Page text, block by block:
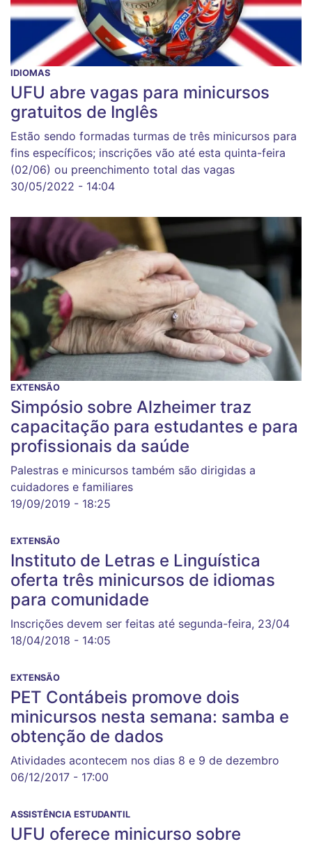
IDIOMAS
UFU abre vagas para minicursos
gratuitos de Inglês
Estão sendo formadas turmas de três minicursos para
fins específicos; inscrições vão até esta quinta-feira
(02/06) ou preenchimento total das vagas
30/05/2022 - 14:04
EXTENSÃO
Simpósio sobre Alzheimer traz
capacitação para estudantes e para
profissionais da saúde
Palestras e minicursos também são dirigidas a
cuidadores e familiares
19/09/2019 - 18:25
EXTENSÃO
Instituto de Letras e Linguística
oferta três minicursos de idiomas
para comunidade
Inscrições devem ser feitas até segunda-feira, 23/04
18/04/2018 - 14:05
EXTENSÃO
PET Contábeis promove dois
minicursos nesta semana: samba e
obtenção de dados
Atividades acontecem nos dias 8 e 9 de dezembro
06/12/2017 - 17:00
ASSISTÊNCIA ESTUDANTIL
UFU oferece minicurso sobre